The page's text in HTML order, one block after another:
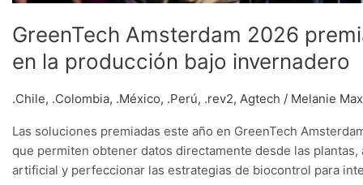
GreenTech Amsterdam 2026
en la producción bajo invernadero
.Chile, .Colombia, .México, .Perú, .rev2, Agtech / Melanie
Las soluciones premiadas este año en GreenTech
que permiten obtener datos directamente desde las
artificial y perfeccionar las estrategias de biocontrol para